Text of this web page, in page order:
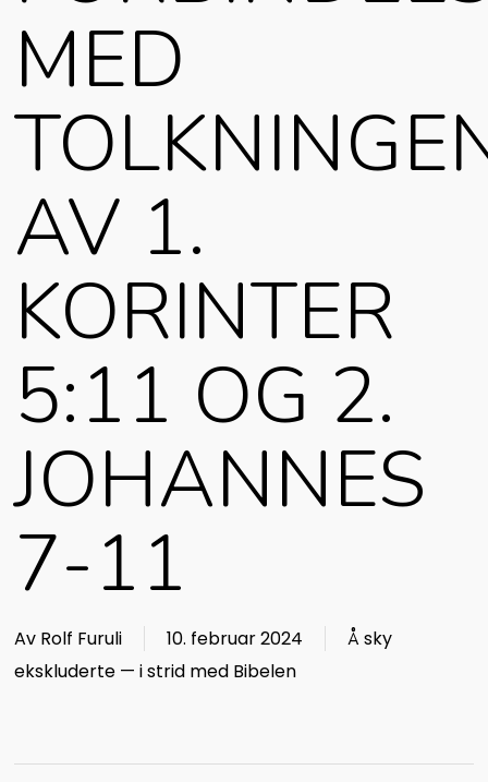
MED
AV 1.
KORINTER
5:11 OG 2.
JOHANNES
7-11
Av Rolf Furuli 10. februar 2024
Å sky
ekskluderte — i strid med Bibelen